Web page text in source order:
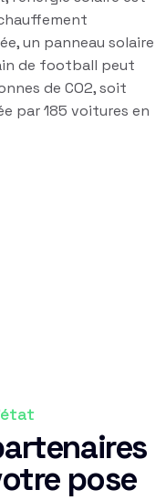
un panneau solaire
de football peut
de CO2, soit
par 185 voitures en
pose